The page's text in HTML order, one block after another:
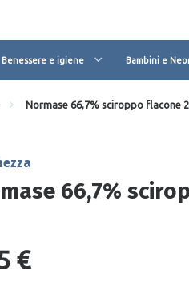
Benessere e igiene Bambini e
Normase 66,7% sciroppo flacone
66,7%
€